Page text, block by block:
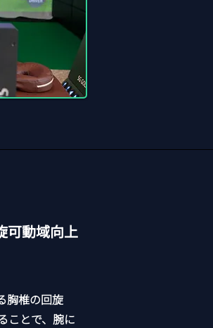
可動域向上
胸椎の回旋
ことで、腕に